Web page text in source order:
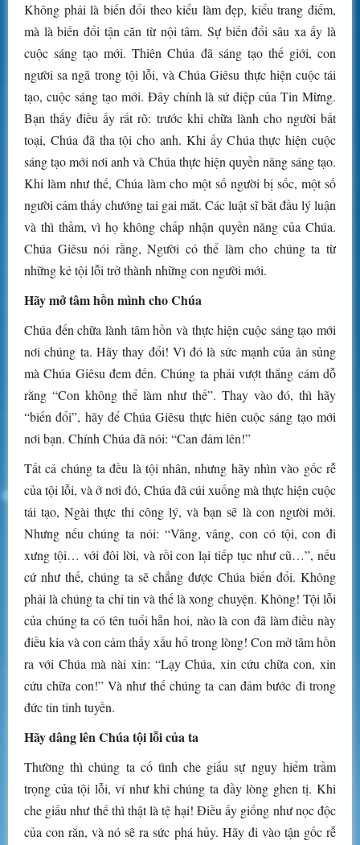
Không phải là biến đổi theo kiểu làm đẹp, kiểu trang điểm,
mà là biến đổi tận căn từ nội tâm. Sự biến đổi sâu xa ấy là
cuộc sáng tạo mới. Thiên Chúa đã sáng tạo thế giới, con
người sa ngã trong tội lỗi, và Chúa Giêsu thực hiện cuộc tái
tạo, cuộc sáng tạo mới. Đây chính là sứ điệp của Tin Mừng.
Bạn thấy điều ấy rất rõ: trước khi chữa lành cho người bất
toại, Chúa đã tha tội cho anh. Khi ấy Chúa thực hiện cuộc
sáng tạo mới nơi anh và Chúa thực hiện quyền năng sáng tạo.
Khi làm như thế, Chúa làm cho một số người bị sốc, một số
người cảm thấy chướng tai gai mắt. Các luật sĩ bắt đầu lý luận
và thì thầm, vì họ không chấp nhận quyền năng của Chúa.
Chúa Giêsu nói rằng, Người có thể làm cho chúng ta từ
những kẻ tội lỗi trở thành những con người mới.
Hãy mở tâm hồn mình cho Chúa
Chúa đến chữa lành tâm hồn và thực hiện cuộc sáng tạo mới
nơi chúng ta. Hãy thay đổi! Vì đó là sức mạnh của ân sủng
mà Chúa Giêsu đem đến. Chúng ta phải vượt thắng cám dỗ
rằng “Con không thể làm như thế”. Thay vào đó, thì hãy
“biến đổi”, hãy để Chúa Giêsu thực hiên cuộc sáng tạo mới
nơi bạn. Chính Chúa đã nói: “Can đảm lên!”
Tất cả chúng ta đều là tội nhân, nhưng hãy nhìn vào gốc rễ
của tội lỗi, và ở nơi đó, Chúa đã cúi xuống mà thực hiện cuộc
tái tạo, Ngài thực thi công lý, và bạn sẽ là con người mới.
Nhưng nếu chúng ta nói: “Vâng, vâng, con có tội, con đi
xưng tội… với đôi lời, và rồi con lại tiếp tục như cũ…”, nếu
cứ như thế, chúng ta sẽ chẳng được Chúa biến đổi. Không
phải là chúng ta chỉ tin và thế là xong chuyện. Không! Tội lỗi
của chúng ta có tên tuổi hẳn hoi, nào là con đã làm điều này
điều kia và con cảm thấy xấu hổ trong lòng! Con mở tâm hồn
ra với Chúa mà nài xin: “Lạy Chúa, xin cứu chữa con, xin
cứu chữa con!” Và như thế chúng ta can đảm bước đi trong
đức tin tinh tuyền.
Hãy dâng lên Chúa tội lỗi của ta
Thường thì chúng ta cố tình che giấu sự nguy hiểm trầm
trọng của tội lỗi, ví như khi chúng ta đầy lòng ghen tị. Khi
che giấu như thế thì thật là tệ hại! Điều ấy giống như nọc độc
của con rắn, và nó sẽ ra sức phá hủy. Hãy đi vào tận gốc rễ